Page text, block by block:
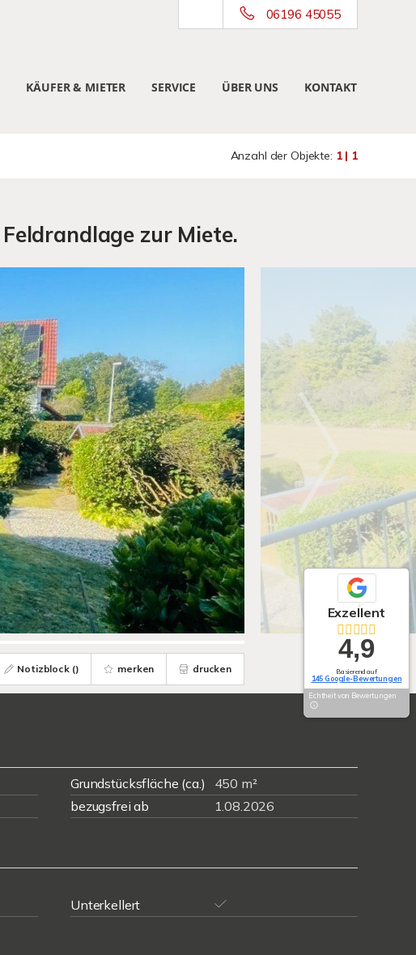
06196 45055
KÄUFER & MIETER SERVICE ÜBER UNS KONTAKT
Anzahl der Objekte: 1 | 1
zur Miete.
Notizblock () merken drucken
Grundstücksfläche (ca.)
450 m²
bezugsfrei ab 1.08.2026
Unterkellert
Exzellent
4,9
Basierend auf
145 Google-Bewertungen
Echtheit von Bewertungen